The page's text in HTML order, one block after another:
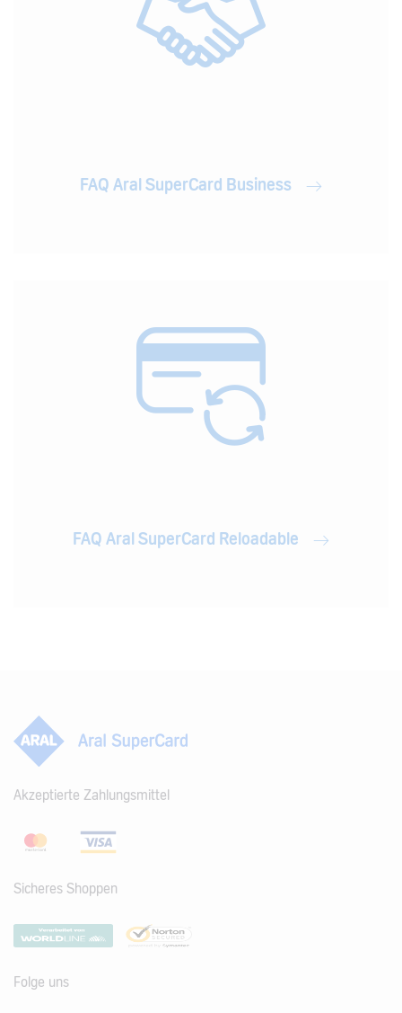
FAQ Aral SuperCard Business
FAQ Aral SuperCard Reloadable
Akzeptierte Zahlungsmittel
Sicheres Shoppen
Folge uns